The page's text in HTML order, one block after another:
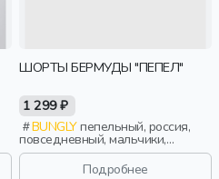
ШОРТЫ БЕРМУДЫ "ПЕПЕЛ"
1 299 ₽
BUNGLYпепельный, россия,
повседневный, мальчики,
малыши, дошкольники, дети
Подробнее